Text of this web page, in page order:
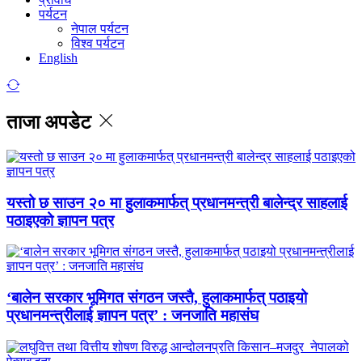
पर्यटन
नेपाल पर्यटन
विश्व पर्यटन
English
ताजा अपडेट
यस्तो छ साउन २० मा हुलाकमार्फत् प्रधानमन्त्री बालेन्द्र साहलाई
पठाइएको ज्ञापन पत्र
‘बालेन सरकार भूमिगत संगठन जस्तै, हुलाकमार्फत् पठाइयो
प्रधानमन्त्रीलाई ज्ञापन पत्र’ : जनजाति महासंघ